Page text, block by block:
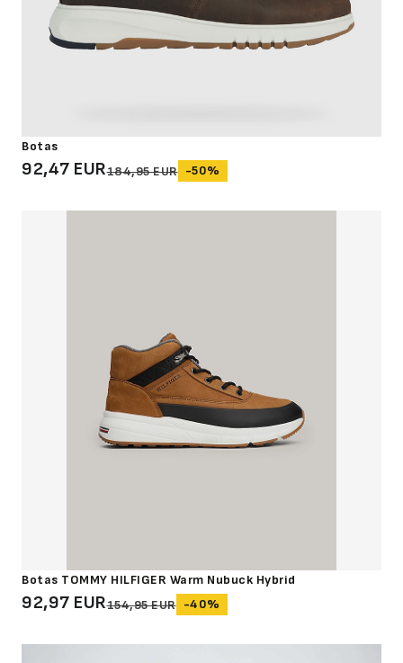
Botas
92,47 EUR184,95 EUR -50%
Botas TOMMY HILFIGER Warm Nubuck Hybrid
92,97 EUR154,95 EUR -40%